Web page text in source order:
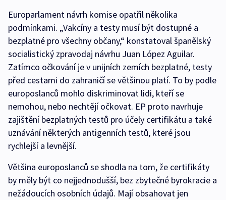
Europarlament návrh komise opatřil několika
podmínkami. „Vakcíny a testy musí být dostupné a
bezplatné pro všechny občany,“ konstatoval španělský
socialistický zpravodaj návrhu Juan López Aguilar.
Zatímco očkování je v unijních zemích bezplatné, testy
před cestami do zahraničí se většinou platí. To by podle
europoslanců mohlo diskriminovat lidi, kteří se
nemohou, nebo nechtějí očkovat. EP proto navrhuje
zajištění bezplatných testů pro účely certifikátu a také
uznávání některých antigenních testů, které jsou
rychlejší a levnější.
Většina europoslanců se shodla na tom, že certifikáty
by měly být co nejjednodušší, bez zbytečné byrokracie a
nežádoucích osobních údajů. Mají obsahovat jen